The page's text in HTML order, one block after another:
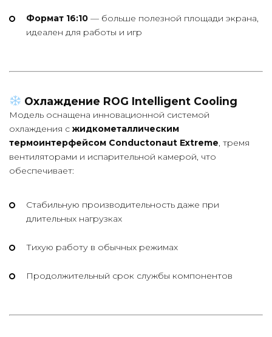
Формат 16:10 — больше полезной площади экрана,
идеален для работы и игр
Охлаждение ROG Intelligent Cooling
Модель оснащена инновационной системой
охлаждения с жидкометаллическим
термоинтерфейсом Conductonaut Extreme , тремя
вентиляторами и испарительной камерой, что
обеспечивает:
Стабильную производительность даже при
длительных нагрузках
Тихую работу в обычных режимах
Продолжительный срок службы компонентов